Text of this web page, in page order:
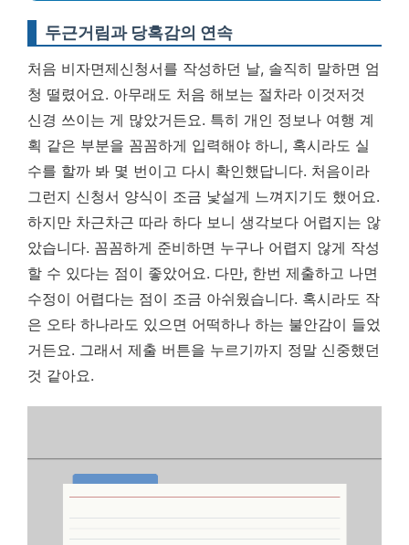
두근거림과 당혹감의 연속
처음 비자면제신청서를 작성하던 날, 솔직히 말하면 엄
청 떨렸어요. 아무래도 처음 해보는 절차라 이것저것
신경 쓰이는 게 많았거든요. 특히 개인 정보나 여행 계
획 같은 부분을 꼼꼼하게 입력해야 하니, 혹시라도 실
수를 할까 봐 몇 번이고 다시 확인했답니다. 처음이라
그런지 신청서 양식이 조금 낯설게 느껴지기도 했어요.
하지만 차근차근 따라 하다 보니 생각보다 어렵지는 않
았습니다. 꼼꼼하게 준비하면 누구나 어렵지 않게 작성
할 수 있다는 점이 좋았어요. 다만, 한번 제출하고 나면
수정이 어렵다는 점이 조금 아쉬웠습니다. 혹시라도 작
은 오타 하나라도 있으면 어떡하나 하는 불안감이 들었
거든요. 그래서 제출 버튼을 누르기까지 정말 신중했던
것 같아요.